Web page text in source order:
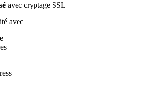
avec cryptage SSL
avec